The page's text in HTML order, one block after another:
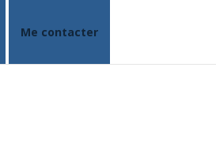
Me contacter